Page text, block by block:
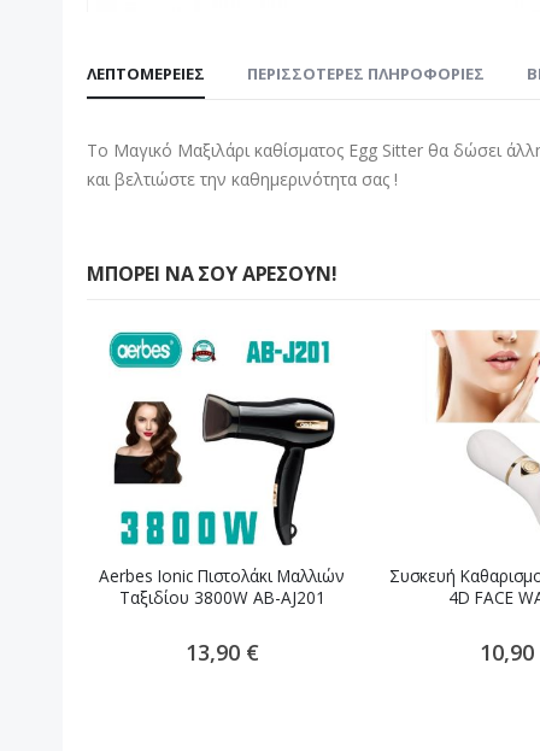
αρχή
συλλογής
εικόνων
ΛΕΠΤΟΜΈΡΕΙΕΣ
Το Μαγικό Μαξιλάρι καθίσματος Egg Sitter θα δώσει
και βελτιώστε την καθημερινότητα σας !
ΠΕΡΙΣΣΌΤΕΡΕΣ ΠΛΗΡΟΦΟΡΊΕΣ
ΜΠΟΡΕΊ ΝΑ ΣΟΥ ΑΡΈΣΟΥΝ!
Aerbes Ionic Πιστολάκι Μαλλιών
Ταξιδίου 3800W AB-AJ201
13,90 €
Συσκευή
4D FACE
10,90